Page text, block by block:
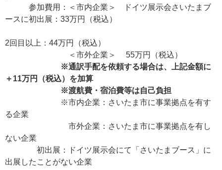
参加費用：＜市内企業＞ ドイツ展示会さいたまブ
ースに初出展：33万円（税込）
2回目以上：44万円（税込）
＜市外企業＞ 55万円（税込）
※通訳手配を依頼する場合は、上記金額に
＋11万円（税込）を加算
※渡航費・宿泊費等は自己負担
※市内企業：さいたま市に事業拠点を有す
る企業
市外企業：さいたま市に事業拠点を有し
ない企業
初出展：ドイツ展示会にて「さいたまブース」に
出展したことがない企業